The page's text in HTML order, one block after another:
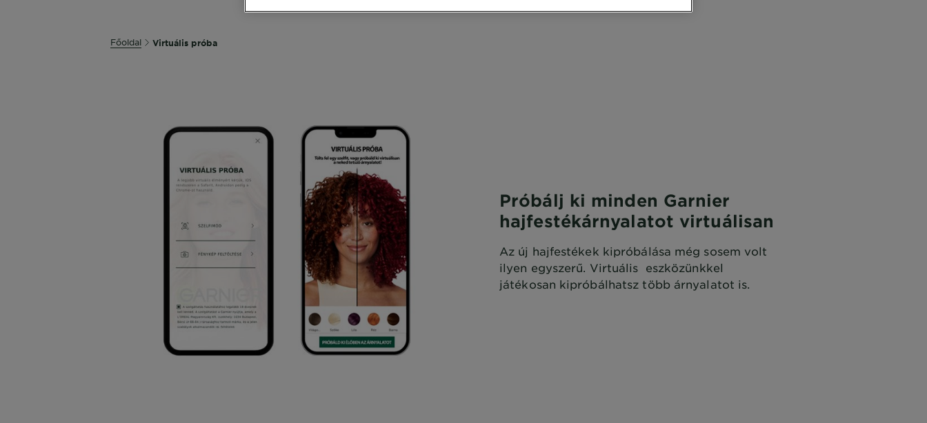
Főoldal Virtuális próba
Próbálj ki minden Garnier
hajfestékárnyalatot virtuálisan
Az új hajfestékek kipróbálása még sosem volt
ilyen egyszerű. Virtuális eszközünkkel
játékosan kipróbálhatsz több árnyalatot is.